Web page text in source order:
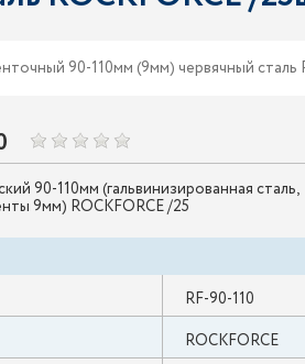
90-110мм (9мм) червячный сталь
90-110мм (гальвинизированная сталь,
9мм) ROCKFORCE /25
RF-90-110
ROCKFORCE